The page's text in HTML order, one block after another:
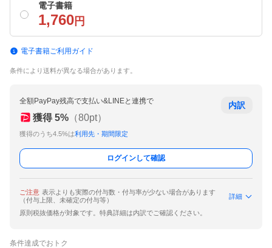
電子書籍
1,760 円
電子書籍ご利用ガイド
条件により送料が異なる場合があります。
全額PayPay残高で支払い&LINEと連携で
獲得 5% （80pt）
獲得のうち4.5%は利用先・期間限定
内訳
ログインして確認
ご注意 表示よりも実際の付与数・付与率が少ない場合があります
（付与上限、未確定の付与等）
詳細
原則税抜価格が対象です。特典詳細は内訳でご確認ください。
条件達成でおトク